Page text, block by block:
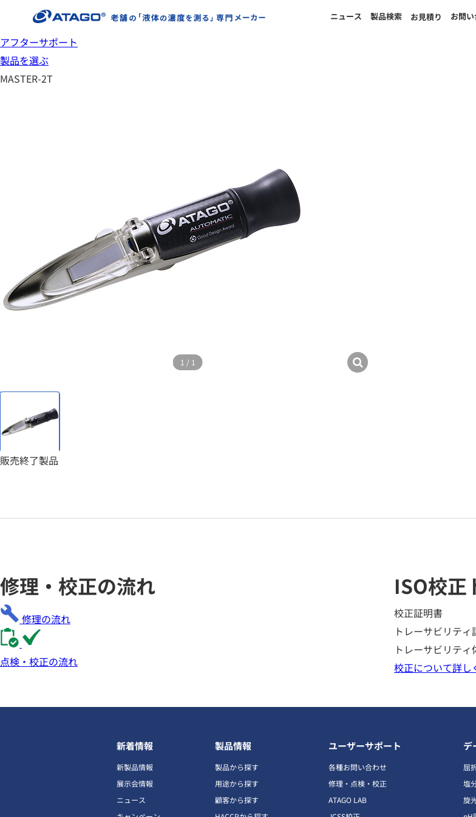
ニュース 製品検索 お見積り お問
アフターサポート
製品を選ぶ
MASTER-2T
1 / 1
販売終了製品
修理・校正の流れ
修理の流れ
点検・校正の流れ
ISO校正
校正証明書
トレーサビリティ
トレーサビリティ
校正について詳し
新着情報
新製品情報
展示会情報
ニュース
製品情報
製品から探す
用途から探す
顧客から探す
ユーザーサポート
各種お問い合わせ
修理・点検・校正
ATAGO LAB
デ
屈
塩
旋